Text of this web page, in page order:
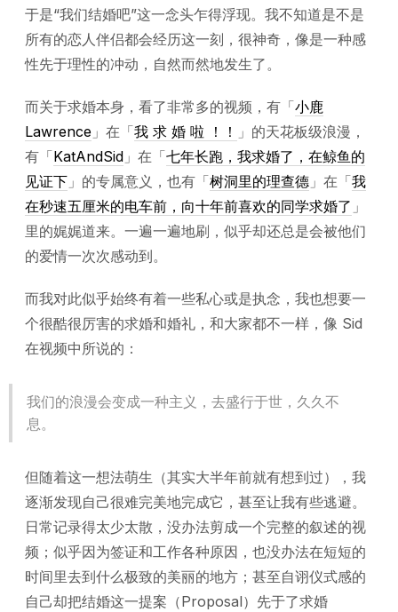
于是“我们结婚吧”这一念头乍得浮现。我不知道是不是
所有的恋人伴侣都会经历这一刻，很神奇，像是一种感
性先于理性的冲动，自然而然地发生了。
而关于求婚本身，看了非常多的视频，有「小鹿
Lawrence 」在「我 求 婚 啦 ！！
」的天花板级浪漫，
有「KatAndSid 」在「七年长跑，我求婚了，在鲸鱼的
见证下 」的专属意义，也有「树洞里的理查德 」在「我
在秒速五厘米的电车前，向十年前喜欢的同学求婚了 」
里的娓娓道来。一遍一遍地刷，似乎却还总是会被他们
的爱情一次次感动到。
而我对此似乎始终有着一些私心或是执念，我也想要一
个很酷很厉害的求婚和婚礼，和大家都不一样，像 Sid
在视频中所说的：
我们的浪漫会变成一种主义，去盛行于世，久久不
息。
但随着这一想法萌生（其实大半年前就有想到过），我
逐渐发现自己很难完美地完成它，甚至让我有些逃避。
日常记录得太少太散，没办法剪成一个完整的叙述的视
频；似乎因为签证和工作各种原因，也没办法在短短的
时间里去到什么极致的美丽的地方；甚至自诩仪式感的
自己却把结婚这一提案（Proposal）先于了求婚